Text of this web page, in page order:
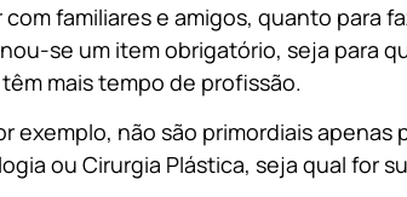
familiares e amigos, quanto para
se um item obrigatório, seja para
mais tempo de profissão.
exemplo, não são primordiais apenas
ou Cirurgia Plástica, seja qual for